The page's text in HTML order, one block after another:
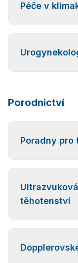
spolupráci s
Péče v
sonografické
s urologickou
vyšetření) a
Porodnictví
Poradny pro
těhotenství
vrozených